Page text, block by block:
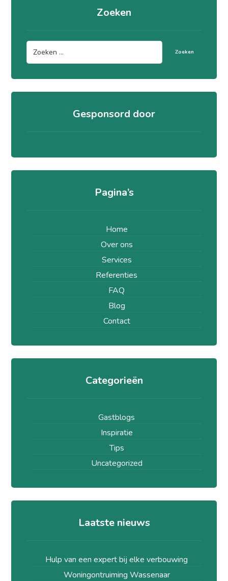
Zoeken
Zoeken
Gesponsord door
Pagina’s
Home
Over ons
Services
Referenties
FAQ
Blog
Contact
Categorieën
Gastblogs
Inspiratie
Tips
Uncategorized
Laatste nieuws
Hulp van een expert bij elke verbouwing
Woningontruiming Wassenaar